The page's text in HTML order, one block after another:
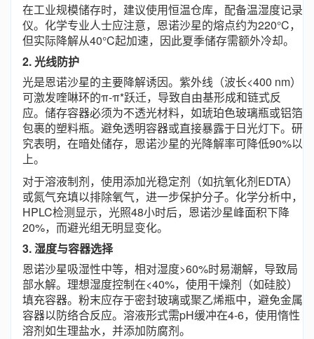
在工业规模储存时，建议使用恒温仓库，配备温湿度记录
仪。化学专业人士应注意，恩诺沙星的熔点约为220°C，
但实际降解从40°C起加速，因此夏季储存需额外冷却。
2. 光线防护
光是恩诺沙星的主要降解诱因。紫外线（波长<400 nm）
可激发喹啉环的π-π*跃迁，导致自由基形成和链式反
应。储存容器必须为不透光材料，如琥珀色玻璃瓶或铝箔
包裹的塑料瓶。避免透明容器或直接暴露于日光灯下。研
究表明，在暗处储存，恩诺沙星的光降解率可降低90%以
上。
对于溶液制剂，使用添加光稳定剂（如抗氧化剂EDTA）
或氮气充填以排除氧气，进一步保护分子。化学分析中，
HPLC检测显示，光照48小时后，恩诺沙星峰面积下降
20%，而避光组无明显变化。
3. 湿度与容器选择
恩诺沙星吸湿性中等，相对湿度>60%时易潮解，导致局
部水解。理想湿度控制在<40%，使用干燥剂（如硅胶）
填充容器。粉末应存于密封玻璃或聚乙烯瓶中，避免金属
容器以防络合反应。溶液形式需pH缓冲在4-6，使用惰性
溶剂如生理盐水，并添加防腐剂。